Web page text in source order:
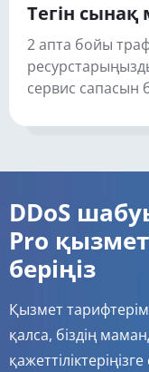
Тегін сынақ
2 апта бойы
сервис сапасын
DDoS
Pro
беріңіз
Қызмет
қалса, біздің